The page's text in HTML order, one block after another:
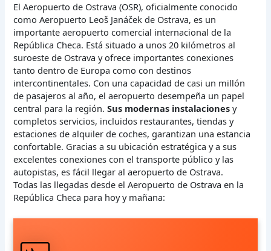
El Aeropuerto de Ostrava (OSR), oficialmente conocido
como Aeropuerto Leoš Janáček de Ostrava, es un
importante aeropuerto comercial internacional de la
República Checa. Está situado a unos 20 kilómetros al
suroeste de Ostrava y ofrece importantes conexiones
tanto dentro de Europa como con destinos
intercontinentales. Con una capacidad de casi un millón
de pasajeros al año, el aeropuerto desempeña un papel
central para la región.Sus modernas instalaciones y
completos servicios, incluidos restaurantes, tiendas y
estaciones de alquiler de coches, garantizan una estancia
confortable. Gracias a su ubicación estratégica y a sus
excelentes conexiones con el transporte público y las
autopistas, es fácil llegar al aeropuerto de Ostrava.
Todas las llegadas desde el Aeropuerto de Ostrava en la
República Checa para hoy y mañana: